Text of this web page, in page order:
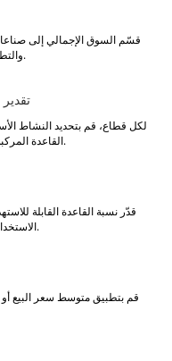
قسّم السوق الإجمالي إلى
والتطبيقات، أو فئات المنتجات التي تدفع الاستهلاك فعليًا.
لكل قطاع، قم بتحديد النشاط
القاعدة المركبة، المستخدمون، الإجراءات، حجم الإنتاج، المشاريع).
قدّر نسبة القاعدة القابلة
الاستخدام (التكرار، الكمية لكل مستخدم، الحجم لكل وحدة).
قم بتطبيق متوسط سعر البيع أو